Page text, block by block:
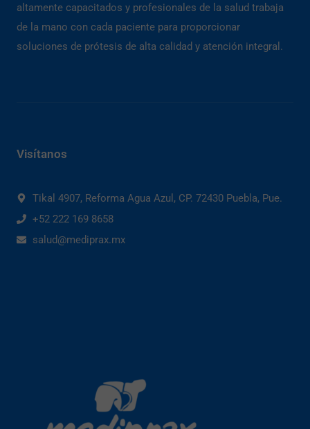
altamente capacitados y profesionales de la salud trabaja
de la mano con cada paciente para proporcionar
soluciones de prótesis de alta calidad y atención integral.
Visítanos
Tikal 4907, Reforma Agua Azul, CP. 72430 Puebla, Pue.
+52 222 169 8658
salud@mediprax.mx